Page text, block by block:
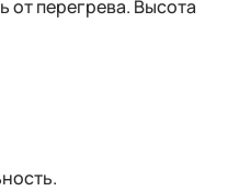
от перегрева. Высота